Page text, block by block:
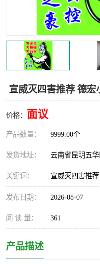
宣威灭四害推荐 德宏
价格： 面议
产品数量： 9999.00个
发货地址： 云南省昆明五
关键词： 宣威灭四害推荐
发布日期： 2026-08-07
阅 读 量： 361
产品描述